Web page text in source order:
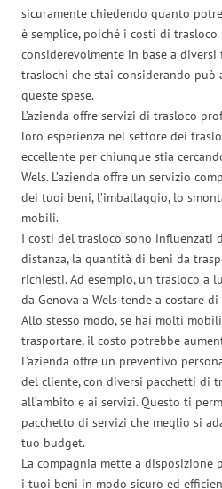
sicuramente chiedendo quanto
è semplice, poiché i costi di trasloco
considerevolmente in base a diversi
traslochi che stai considerando
queste spese.
L’azienda offre servizi di trasloco
loro esperienza nel settore dei
eccellente per chiunque stia
Wels. L’azienda offre un servizio
dei tuoi beni, l’imballaggio, lo
mobili.
I costi del trasloco sono influenzati
distanza, la quantità di beni da
richiesti. Ad esempio, un trasloco a
da Genova a Wels tende a costare
Allo stesso modo, se hai molti
trasportare, il costo potrebbe
L’azienda offre un preventivo
del cliente, con diversi pacchetti di
all’ambito e ai servizi. Questo ti
pacchetto di servizi che meglio si
tuo budget.
La compagnia mette a disposizione
i tuoi beni in modo sicuro ed